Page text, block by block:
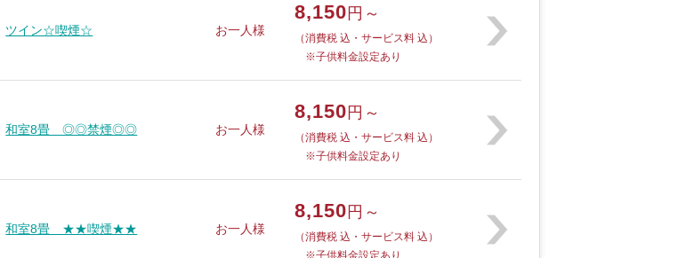
ツイン☆喫煙☆ お一人様
8,150 円～
（消費税 込・サービス料 込）
※子供料金設定あり
和室8畳 ◎◎禁煙◎◎ お一人様
8,150 円～
（消費税 込・サービス料 込）
※子供料金設定あり
和室8畳 ★★喫煙★★ お一人様
8,150 円～
（消費税 込・サービス料 込）
※子供料金設定あり